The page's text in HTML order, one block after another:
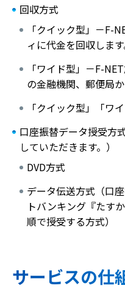
回収方式
「クイック型」－F-
ィに代金を回収します
「ワイド型」－F-
の金融機関、郵便局
「クイック型」「ワ
口座振替データ授受方
していただきます。）
DVD方式
データ伝送方式（口
トバンキング『たす
順で授受する方式）
サービスの仕